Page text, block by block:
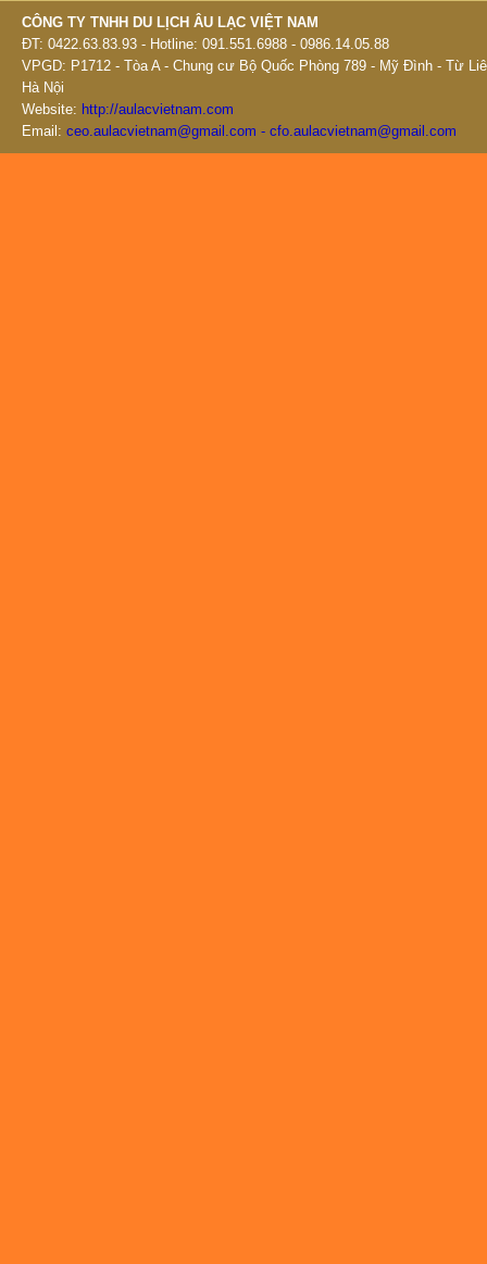
CÔNG TY TNHH DU LỊCH ÂU LẠC VIỆT NAM
ĐT: 0422.63.83.93 - Hotline: 091.551.6988 - 0986.14.05.88
VPGD: P1712 - Tòa A - Chung cư Bộ Quốc Phòng 789 - Mỹ Đình - Từ
Hà Nội
Website: http://aulacvietnam.com
Email: ceo.aulacvietnam@gmail.com - cfo.aulacvietnam@gmail.com